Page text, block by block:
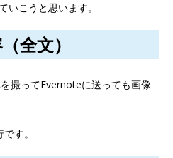
いこうと思います。
全文）
撮ってEvernoteに送っても画像
す。